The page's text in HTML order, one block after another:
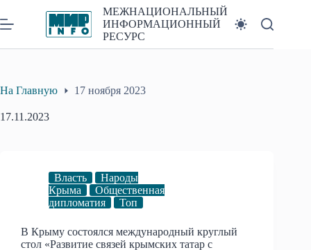
к
сути
МЕЖНАЦИОНАЛЬНЫЙ
ИНФОРМАЦИОННЫЙ
РЕСУРС
На Главную 17 ноября 2023
17.11.2023
Власть
Народы
Крыма
Общественная
дипломатия
Топ
В Крыму состоялся международный круглый
стол «Развитие связей крымских татар с